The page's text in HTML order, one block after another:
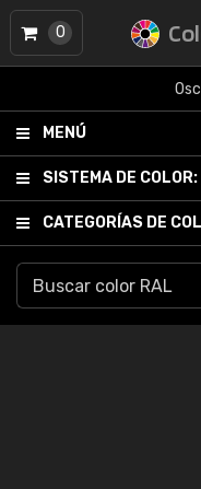
MENÚ
SISTEMA DE COLOR:
CATEGORÍAS DE
0